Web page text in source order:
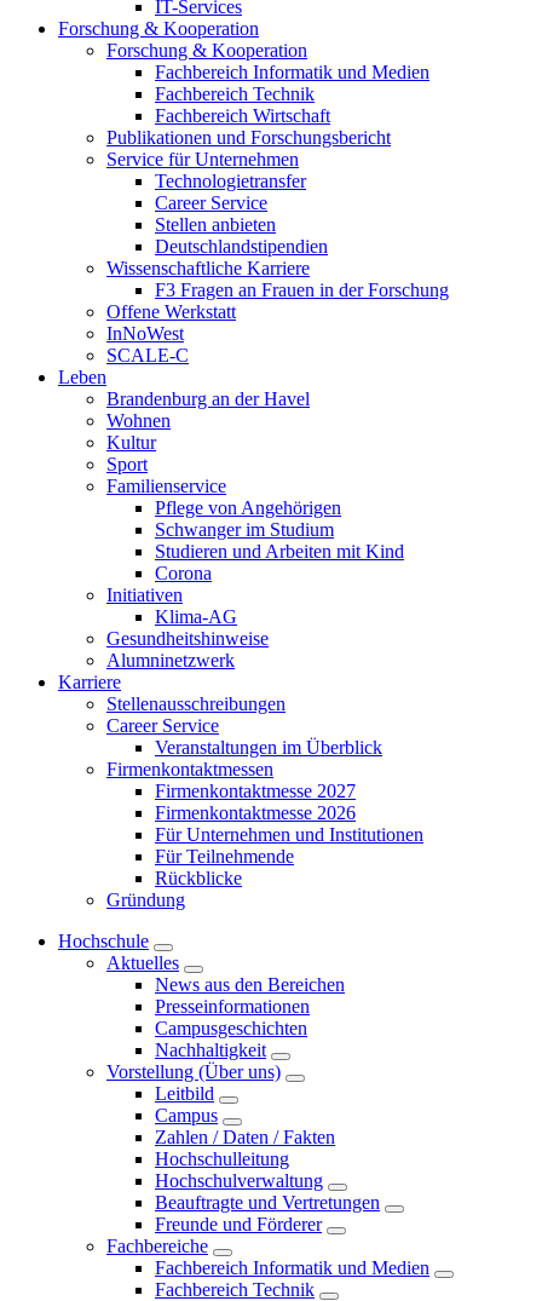
IT-Services
Forschung & Kooperation
Forschung & Kooperation
Fachbereich Informatik und Medien
Fachbereich Technik
Fachbereich Wirtschaft
Publikationen und Forschungsbericht
Service für Unternehmen
Technologietransfer
Career Service
Stellen anbieten
Deutschlandstipendien
Wissenschaftliche Karriere
F3 Fragen an Frauen in der Forschung
Offene Werkstatt
InNoWest
SCALE-C
Leben
Brandenburg an der Havel
Wohnen
Kultur
Sport
Familienservice
Pflege von Angehörigen
Schwanger im Studium
Studieren und Arbeiten mit Kind
Corona
Initiativen
Klima-AG
Gesundheitshinweise
Alumninetzwerk
Karriere
Stellenausschreibungen
Career Service
Veranstaltungen im Überblick
Firmenkontaktmessen
Firmenkontaktmesse 2027
Firmenkontaktmesse 2026
Für Unternehmen und Institutionen
Für Teilnehmende
Rückblicke
Gründung
Hochschule
Aktuelles
News aus den Bereichen
Presseinformationen
Campusgeschichten
Nachhaltigkeit
Vorstellung (Über uns)
Leitbild
Campus
Zahlen / Daten / Fakten
Hochschulleitung
Hochschulverwaltung
Beauftragte und Vertretungen
Freunde und Förderer
Fachbereiche
Fachbereich Informatik und Medien
Fachbereich Technik